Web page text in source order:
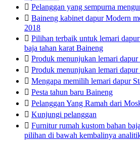
 Pelanggan yang sempurna
 Baineng kabinet dapur Modern
2018
 Pilihan terbaik untuk lemari
baja tahan karat Baineng
 Produk menunjukan lemari dapur
 Produk menunjukan lemari dapur
 Mengapa memilih lemari dapur
 Pesta tahun baru Baineng
 Pelanggan Yang Ramah dari
 Kunjungi pelanggan
 Furnitur rumah kustom bahan
pilihan di bawah kembalinya